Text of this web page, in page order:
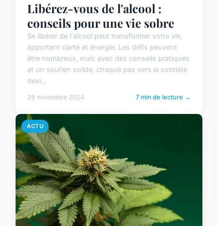
Libérez-vous de l'alcool :
conseils pour une vie sobre
Se libérer de l'alcool peut transformer votre vie,
apportant clarté et énergie. Les défis peuvent
être nombreux, mais avec des conseils pratiques
et un soutien solide, chaque pas vers la sobriété
devi...
29 novembre 2024 7 min de lecture →
ACTU